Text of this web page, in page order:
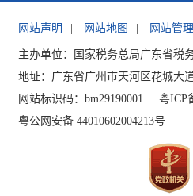
网站声明 网站地图 网站管理
主办单位：国家税务总局广东省税
地址：广东省广州市天河区花城大
网站标识码：bm29190001
粤ICP
粤公网安备 44010602004213号